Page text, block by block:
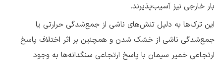
بار خارجی نیز آسیب‌پذیرند.
این ترک‌ها به دلیل تنش‌های ناشی از جمع‌شدگی حرارتی یا
جمع‌شدگی ناشی از خشک شدن و همچنین بر اثر اختلاف پاسخ
ارتجاعی خمیر سیمان با پاسخ ارتجاعی سنگدانه‌ها به وجود